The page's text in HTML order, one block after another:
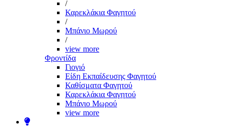
/
Καρεκλάκια Φαγητού
/
Μπάνιο Μωρού
/
view more
Φροντίδα
Γιογιό
Είδη Εκπαίδευσης Φαγητού
Καθίσματα Φαγητού
Καρεκλάκια Φαγητού
Μπάνιο Μωρού
view more